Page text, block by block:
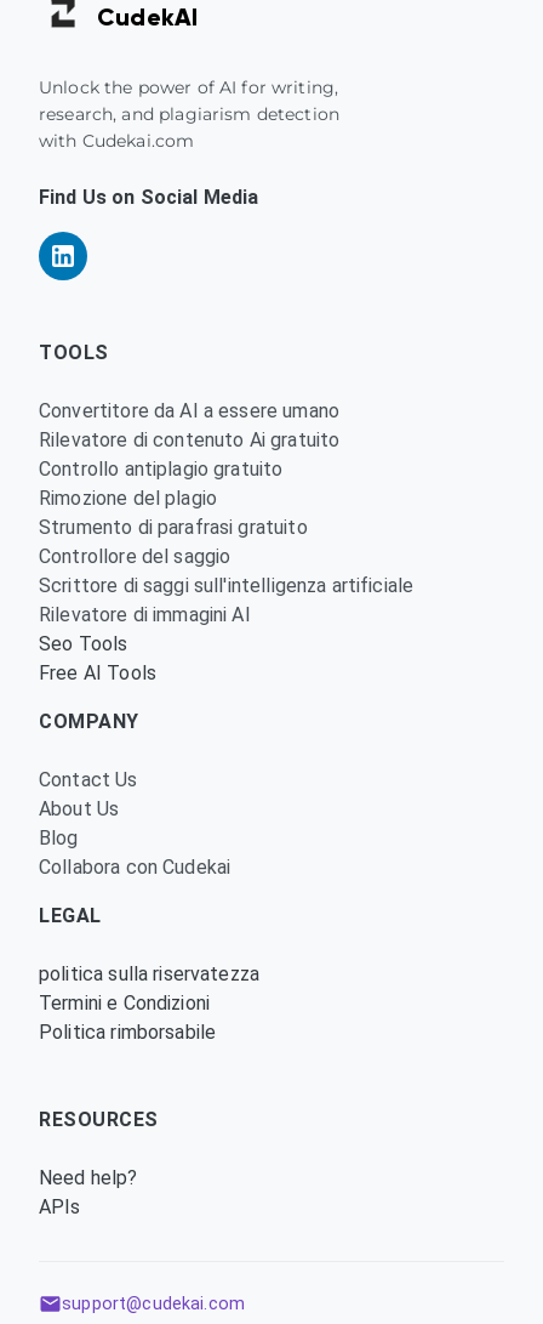
CudekAI
Unlock the power of AI for writing,
research, and plagiarism detection
with Cudekai.com
Find Us on Social Media
TOOLS
Convertitore da AI a essere umano
Rilevatore di contenuto Ai gratuito
Controllo antiplagio gratuito
Rimozione del plagio
Strumento di parafrasi gratuito
Controllore del saggio
Scrittore di saggi sull'intelligenza artificiale
Rilevatore di immagini AI
Seo Tools
Free AI Tools
COMPANY
Contact Us
About Us
Blog
Collabora con Cudekai
LEGAL
politica sulla riservatezza
Termini e Condizioni
Politica rimborsabile
RESOURCES
Need help?
APIs
support@cudekai.com